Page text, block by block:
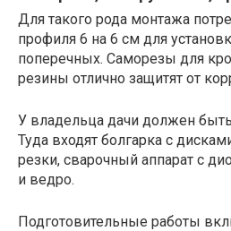
Для такого рода монтажа
профиля 6 на 6 см для
поперечных. Саморезы для
резины отлично защитят от
У владельца дачи должен
Туда входят болгарка с
резки, сварочный аппарат с
и ведро.
Подготовительные работы